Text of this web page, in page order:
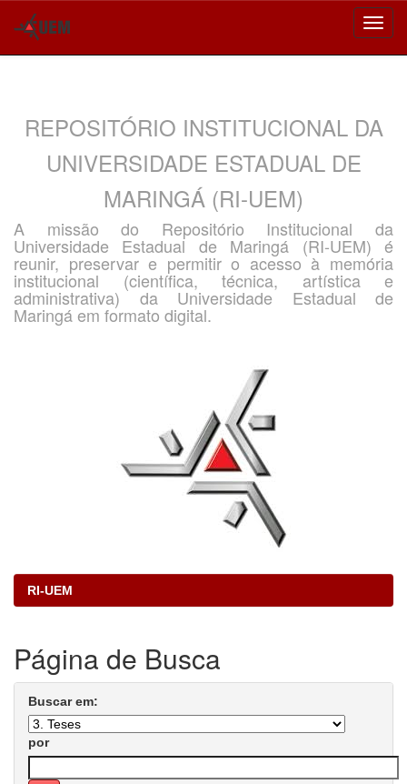
REPOSITÓRIO INSTITUCIONAL DA
UNIVERSIDADE ESTADUAL DE
MARINGÁ (RI-UEM)
A missão do Repositório Institucional da
Universidade Estadual de Maringá (RI-UEM) é
reunir, preservar e permitir o acesso à memória
institucional (científica, técnica, artística e
administrativa) da Universidade Estadual de
Maringá em formato digital.
RI-UEM
Página de Busca
Buscar em:
por